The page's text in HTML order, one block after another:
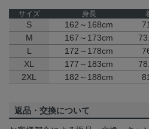
サイズ 身長
S 162～168cm
M
167～173cm
L
172～178cm
XL
177～183cm
2XL
182～188cm
返品・交換について